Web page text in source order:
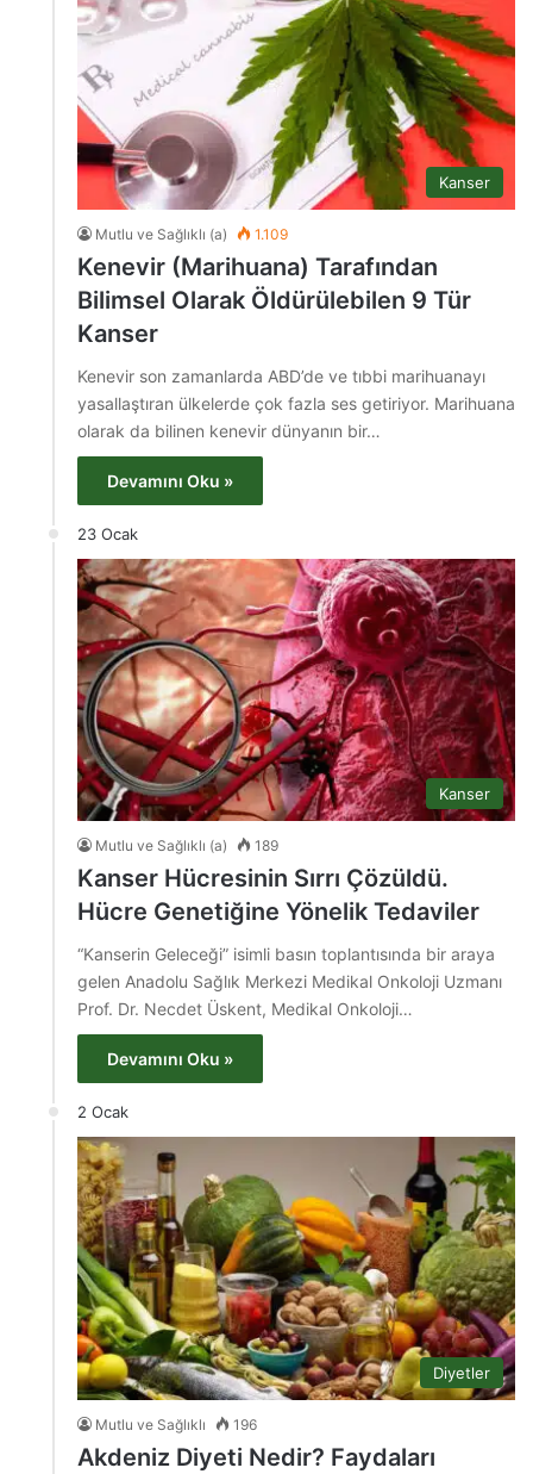
Kanser
Mutlu ve Sağlıklı (a) 1.109
Kenevir (Marihuana) Tarafından
Bilimsel Olarak Öldürülebilen 9 Tür
Kanser
Kenevir son zamanlarda ABD’de ve tıbbi marihuanayı
yasallaştıran ülkelerde çok fazla ses getiriyor. Marihuana
olarak da bilinen kenevir dünyanın bir…
Devamını Oku »
23 Ocak
Kanser
Mutlu ve Sağlıklı (a) 189
Kanser Hücresinin Sırrı Çözüldü.
Hücre Genetiğine Yönelik Tedaviler
“Kanserin Geleceği” isimli basın toplantısında bir araya
gelen Anadolu Sağlık Merkezi Medikal Onkoloji Uzmanı
Prof. Dr. Necdet Üskent, Medikal Onkoloji…
Devamını Oku »
2 Ocak
Diyetler
Mutlu ve Sağlıklı 196
Akdeniz Diyeti Nedir? Faydaları